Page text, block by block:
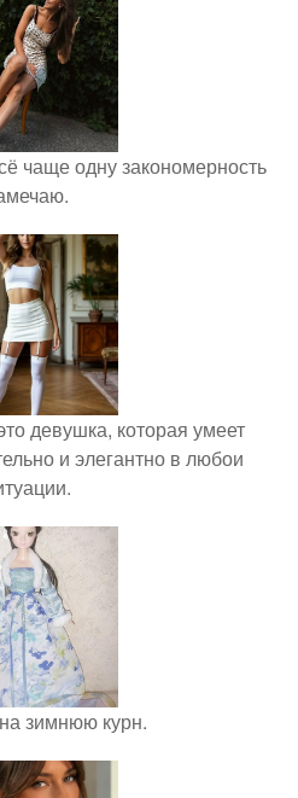
чаще одну закономерность
девушка, которая умеет
и элегантно в любои
зимнюю курн.